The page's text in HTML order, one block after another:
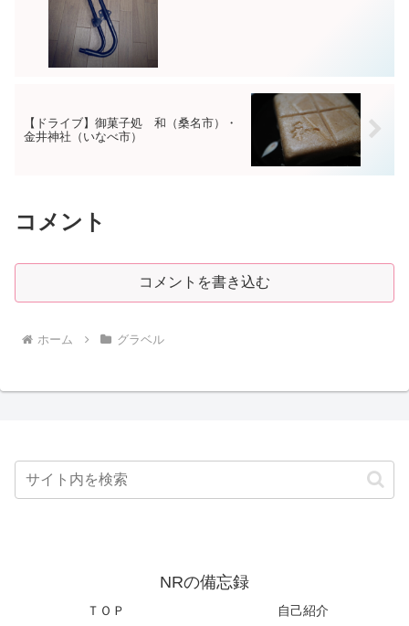
【ドライブ】御菓子処 和（桑名市）・
金井神社（いなべ市）
コメント
コメントを書き込む
ホーム グラベル
NRの備忘録
ＴＯＰ 自己紹介